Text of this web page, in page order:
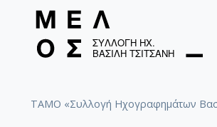
ΤΑΜΟ «Συλλογή Ηχογραφημάτων